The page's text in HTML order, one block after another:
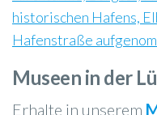
Museen in der
Erhalte in unserem